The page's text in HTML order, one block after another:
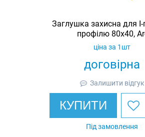
Заглушка захисна для I-
профілю 80х40,
договірна
ціна за 1шт
Залишити відгук
КУПИТИ
Під замовлення